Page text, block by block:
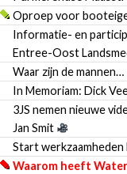
Oproep voor
Informatie- en
Entree-Oost
Waar zijn de mannen…
In Memoriam: Dick
3JS nemen nieuwe
Jan Smit
Start werkzaamheden
Waarom heeft